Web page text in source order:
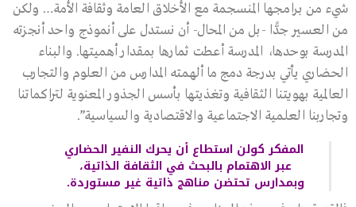
شيء من برامجها المنسجمة مع الأخلاق العامة وثقافة الأمة… ولكن
من العسير جدًّا -بل من المحال- أن نستدل على أنموذج واحد أنجزته
المدرسة بوحدها، المدرسة أعطت ثمارها بمقدار أهميتها. والبناء
الحضاري يأتي بدرجة دمج ما ألهمته المدارس من العلوم والتجارب
العالمية بهويتنا الثقافية وتغذيتها بأسس الجذور المعنوية لتراكماتنا
وتجاربنا العلمية الاجتماعية والاقتصادية والسياسية”.
المفكر كولن استطاع أن يحرك النفير الحضاري
عبر الاهتمام بالبحث في الثقافة الذاتية،
وبمدارس تحتضن مناهج ذاتية غير مستوردة.